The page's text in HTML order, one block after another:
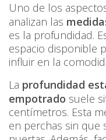
Uno de los
analizan las
es la profundidad.
espacio disponible
influir en la
La profundidad
empotrado suele
centímetros. Esta
en perchas sin que